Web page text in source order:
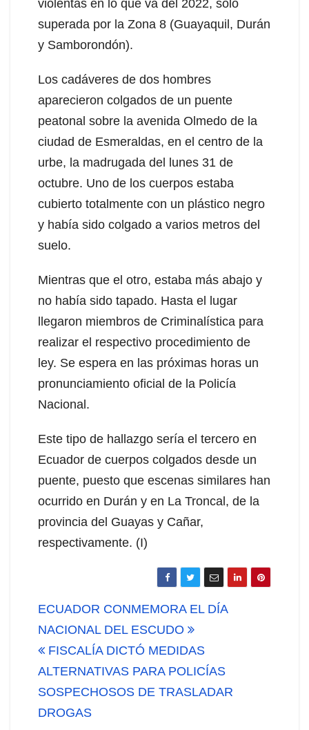
violentas en lo que va del 2022, solo
superada por la Zona 8 (Guayaquil, Durán
y Samborondón).
Los cadáveres de dos hombres
aparecieron colgados de un puente
peatonal sobre la avenida Olmedo de la
ciudad de Esmeraldas, en el centro de la
urbe, la madrugada del lunes 31 de
octubre. Uno de los cuerpos estaba
cubierto totalmente con un plástico negro
y había sido colgado a varios metros del
suelo.
Mientras que el otro, estaba más abajo y
no había sido tapado. Hasta el lugar
llegaron miembros de Criminalística para
realizar el respectivo procedimiento de
ley. Se espera en las próximas horas un
pronunciamiento oficial de la Policía
Nacional.
Este tipo de hallazgo sería el tercero en
Ecuador de cuerpos colgados desde un
puente, puesto que escenas similares han
ocurrido en Durán y en La Troncal, de la
provincia del Guayas y Cañar,
respectivamente. (I)
Navegación
de
entradas
ECUADOR CONMEMORA EL DÍA
NACIONAL DEL ESCUDO
FISCALÍA DICTÓ MEDIDAS
ALTERNATIVAS PARA POLICÍAS
SOSPECHOSOS DE TRASLADAR
DROGAS